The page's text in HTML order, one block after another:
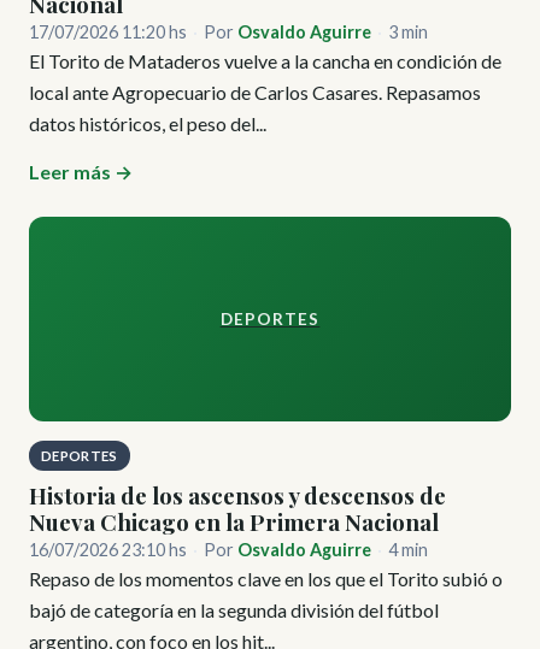
17/07/2026 11:20 hs Por Osvaldo Aguirre 3 min
El Torito de Mataderos vuelve a la cancha en condición de
local ante Agropecuario de Carlos Casares. Repasamos
datos históricos, el peso del...
Leer más →
DEPORTES
DEPORTES
Historia de los ascensos y descensos de
Nueva Chicago en la Primera Nacional
16/07/2026 23:10 hs Por Osvaldo Aguirre 4 min
Repaso de los momentos clave en los que el Torito subió o
bajó de categoría en la segunda división del fútbol
argentino, con foco en los hit...